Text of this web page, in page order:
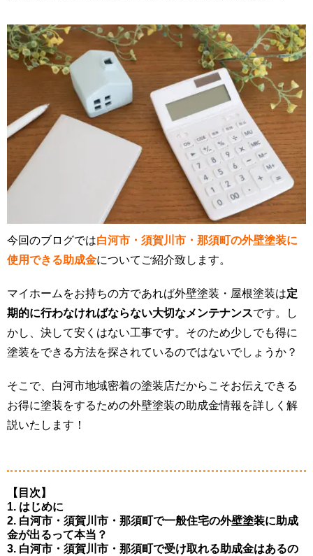
今回のブログでは白河市・須賀川市・那須町の外壁塗装に
使用できる助成金についてご紹介致します。
マイホームをお持ちの方であれば外壁塗装・屋根塗装は定
期的に行わなければならない大切なメンテナンスです。し
かし、決して安くはない工事です。そのため少しでも得に
塗装をできる方法を探されているのではないでしょうか？
そこで、白河市地域密着の塗装店だからこそお伝えできる
お得に塗装をするための外壁塗装の助成金情報を詳しく解
説いたします！
【目次】
1. はじめに
2. 白河市・須賀川市・那須町で一般住宅の外壁塗装に助成
金が出るって本当？
3. 白河市・須賀川市・那須町で受け取れる助成金はあるの